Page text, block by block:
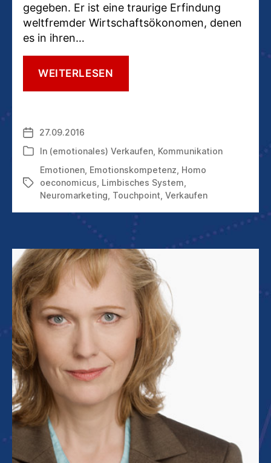
gegeben. Er ist eine traurige Erfindung
weltfremder Wirtschaftsökonomen, denen
es in ihren…
WEITERLESEN
UND
KENNEN
SOLLTE
Veröffentlichungsdatum
27.09.2016
Kategorien
In (emotionales) Verkaufen Kommunikation
Schlagwörter
Emotionen Emotionskompetenz Homo
oeconomicus Limbisches System
Neuromarketing Touchpoint Verkaufen